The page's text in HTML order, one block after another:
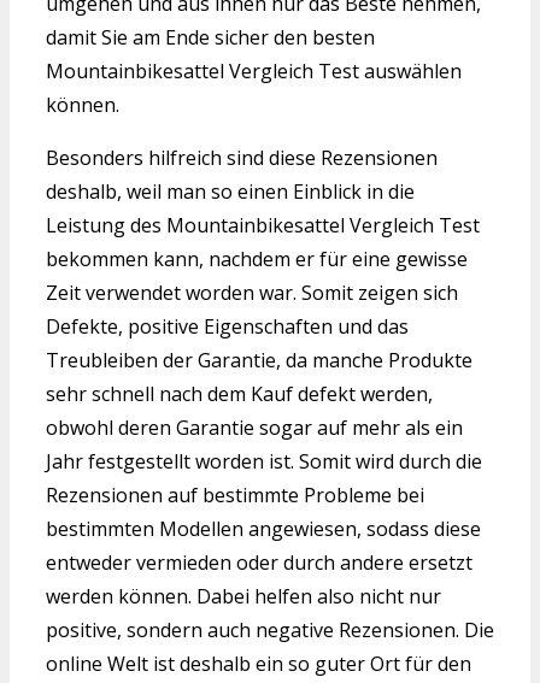
damit Sie am Ende sicher den besten
Mountainbikesattel Vergleich Test auswählen
können.
Besonders hilfreich sind diese Rezensionen
deshalb, weil man so einen Einblick in die
Leistung des Mountainbikesattel Vergleich Test
bekommen kann, nachdem er für eine gewisse
Zeit verwendet worden war. Somit zeigen sich
Defekte, positive Eigenschaften und das
Treubleiben der Garantie, da manche Produkte
sehr schnell nach dem Kauf defekt werden,
obwohl deren Garantie sogar auf mehr als ein
Jahr festgestellt worden ist. Somit wird durch die
Rezensionen auf bestimmte Probleme bei
bestimmten Modellen angewiesen, sodass diese
entweder vermieden oder durch andere ersetzt
werden können. Dabei helfen also nicht nur
positive, sondern auch negative Rezensionen. Die
online Welt ist deshalb ein so guter Ort für den